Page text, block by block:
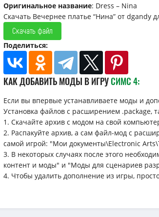
Оригинальное название: Dress – Nina
Скачать Вечернее платье “Нина” от dgandy
Скачать файл
Поделиться:
КАК ДОБАВИТЬ МОДЫ В ИГРУСИМС 4:
Если вы впервые устанавливаете моды и
Установка файлов с расширением .package,
1. Скачайте архив с модом на свой
2. Распакуйте архив, а сам файл-мод с
самой игрой: "Мои документы\Electronic
3. В некоторых случаях после этого
контент и моды" и "Моды для сценариев
4. Чтобы удалить дополнение из игры,